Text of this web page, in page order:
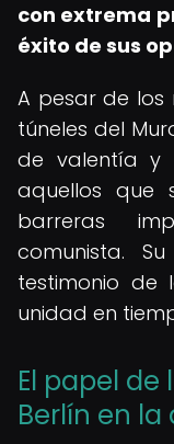
con extrema
éxito de sus
A pesar de los
túneles del
de valentía y
aquellos que
barreras
comunista.
testimonio
unidad en
El papel de
Berlín en